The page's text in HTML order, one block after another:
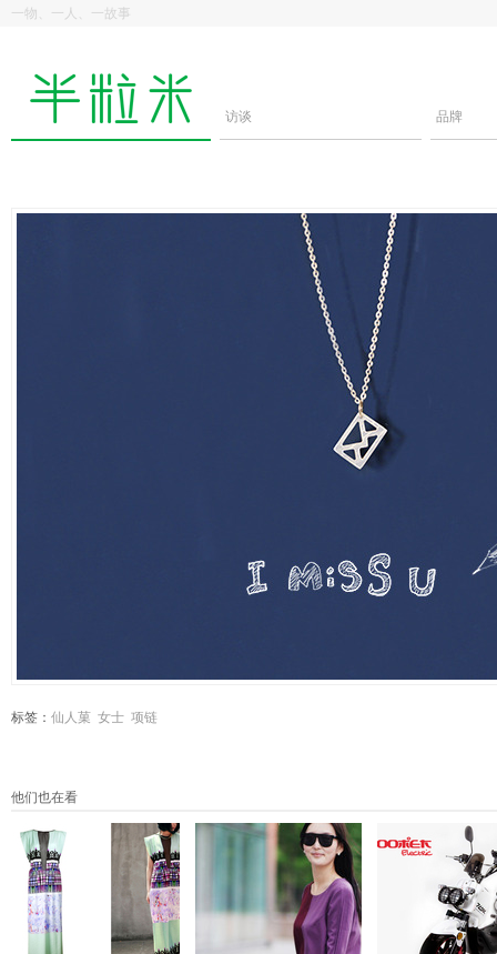
一物、一人、一故事
访谈 品牌
标签： 仙人菓 女士 项链
他们也在看